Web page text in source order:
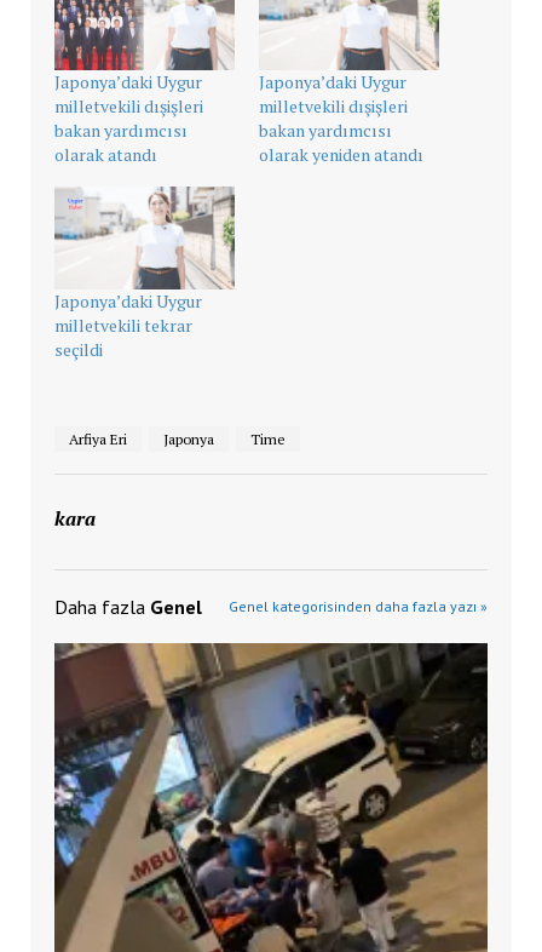
Japonya’daki Uygur
milletvekili dışişleri
bakan yardımcısı
olarak atandı
Japonya’daki Uygur
milletvekili dışişleri
bakan yardımcısı
olarak yeniden atandı
Japonya’daki Uygur
milletvekili tekrar
seçildi
Arfiya Eri Japonya Time
kara
Daha fazla Genel Genel kategorisinden daha fazla yazı »